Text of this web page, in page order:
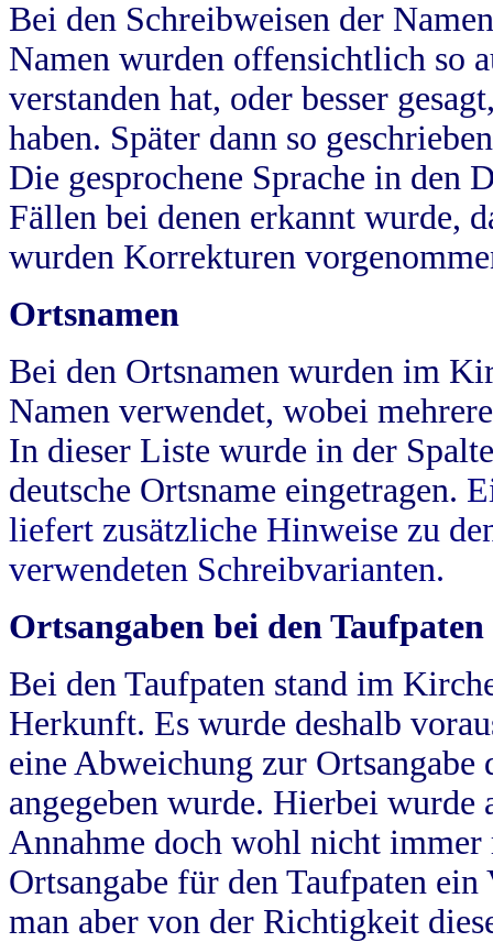
Bei den Schreibweisen der
Namen wurden offensichtlich so
verstanden hat, oder besser
haben. Später dann so
Die gesprochene Sprache in
Fällen bei denen erkannt wurde,
wurden Korrekturen
Ortsnamen
Bei den Ortsnamen wurden im
Namen verwendet, wobei
In dieser Liste wurde in der
deutsche Ortsname eingetragen.
liefert zusätzliche Hinweise zu
verwendeten Schreibvarianten.
Ortsangaben bei den Taufpaten
Bei den Taufpaten stand im
Herkunft. Es wurde deshalb
eine Abweichung zur
angegeben wurde. Hierbei wurde
Annahme doch wohl nicht
Ortsangabe für den Taufpaten
man aber von der Richtigkeit